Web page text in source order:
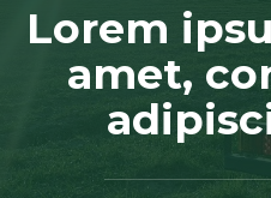
Lorem
amet,